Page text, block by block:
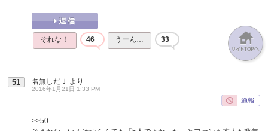
それな！ 46 うーん… 33
51 名無しだＪ より
2016年1月21日 1:33 PM
>>50